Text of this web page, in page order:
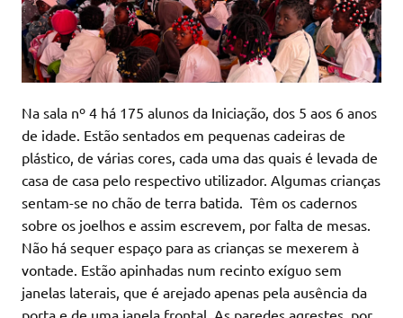
Na sala nº 4 há 175 alunos da Iniciação, dos 5 aos 6 anos
de idade. Estão sentados em pequenas cadeiras de
plástico, de várias cores, cada uma das quais é levada de
casa de casa pelo respectivo utilizador. Algumas crianças
sentam-se no chão de terra batida. Têm os cadernos
sobre os joelhos e assim escrevem, por falta de mesas.
Não há sequer espaço para as crianças se mexerem à
vontade. Estão apinhadas num recinto exíguo sem
janelas laterais, que é arejado apenas pela ausência da
porta e de uma janela frontal. As paredes agrestes, por